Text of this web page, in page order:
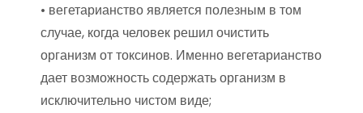
• вегетарианство является полезным в том
случае, когда человек решил очистить
организм от токсинов. Именно вегетарианство
дает возможность содержать организм в
исключительно чистом виде;